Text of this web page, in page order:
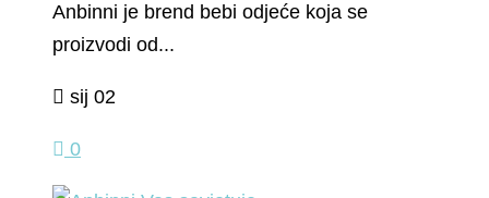
Anbinni je brend bebi odjeće koja se
proizvodi od...
sij 02
0